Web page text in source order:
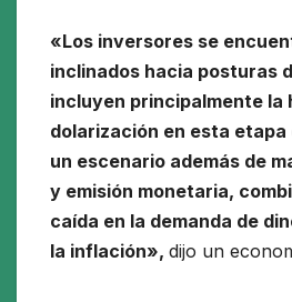
«Los inversores se
inclinados hacia posturas
incluyen principalmente la
dolarización en esta
un escenario además de
y emisión monetaria,
caída en la demanda de
la inflación», dijo un